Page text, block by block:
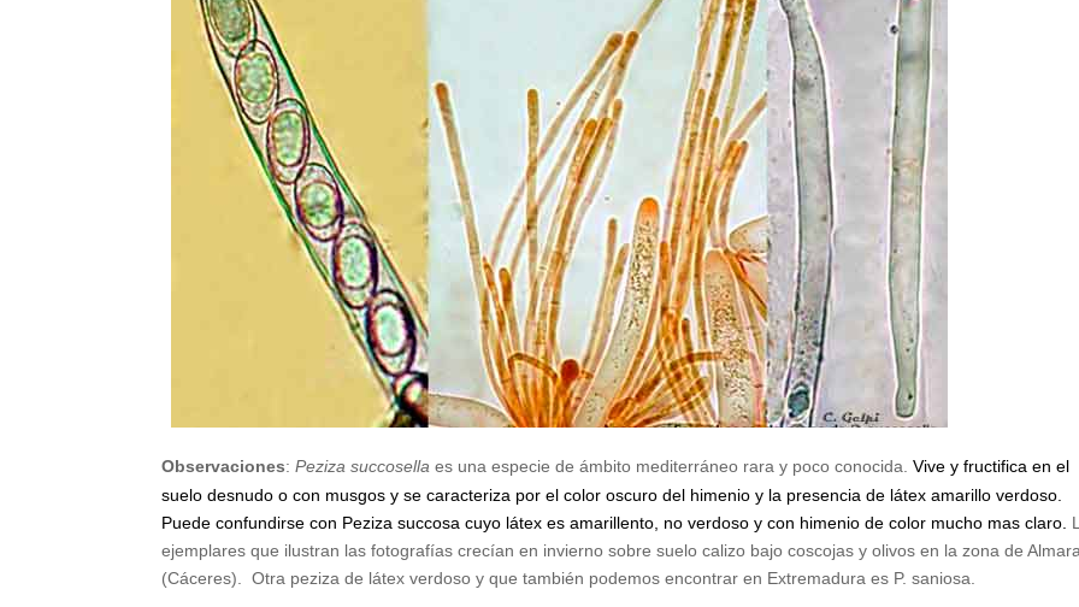
Observaciones:Peziza succosella es una especie de ámbito mediterráneo rara y poco conocida.Vive y fructifica en el
suelo desnudo o con musgos y se caracteriza por el color oscuro del himenio y la presencia de látex amarillo verdoso.
Puede confundirse con Peziza succosa cuyo látex es amarillento, no verdoso y con himenio de color mucho mas claro.
ejemplares que ilustran las fotografías crecían en invierno sobre suelo calizo bajo coscojas y olivos en la zona de
(Cáceres). Otra peziza de látex verdoso y que también podemos encontrar en Extremadura es P. saniosa.